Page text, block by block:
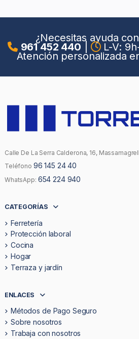
¿Necesitas ayuda
961 452 440 L-V:
Atención personalizada
Calle De La Serra Calderona, 16,
Teléfono 96 145 24 40
WhatsApp: 654 224 940
CATEGORÍAS
Ferretería
Protección laboral
Cocina
Hogar
Terraza y jardín
ENLACES
Métodos de Pago Seguro
Sobre nosotros
Trabaja con nosotros